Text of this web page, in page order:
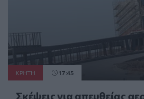
ΚΡΗΤΗ 17:45
Σκέψεις για απευθείας